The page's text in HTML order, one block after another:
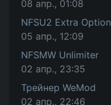
08 апр., 01:08
NFSU2 Extra
05 апр., 12:09
NFSMW Unlimiter
02 апр., 23:35
Трейнер WeMod
02 апр., 22:46